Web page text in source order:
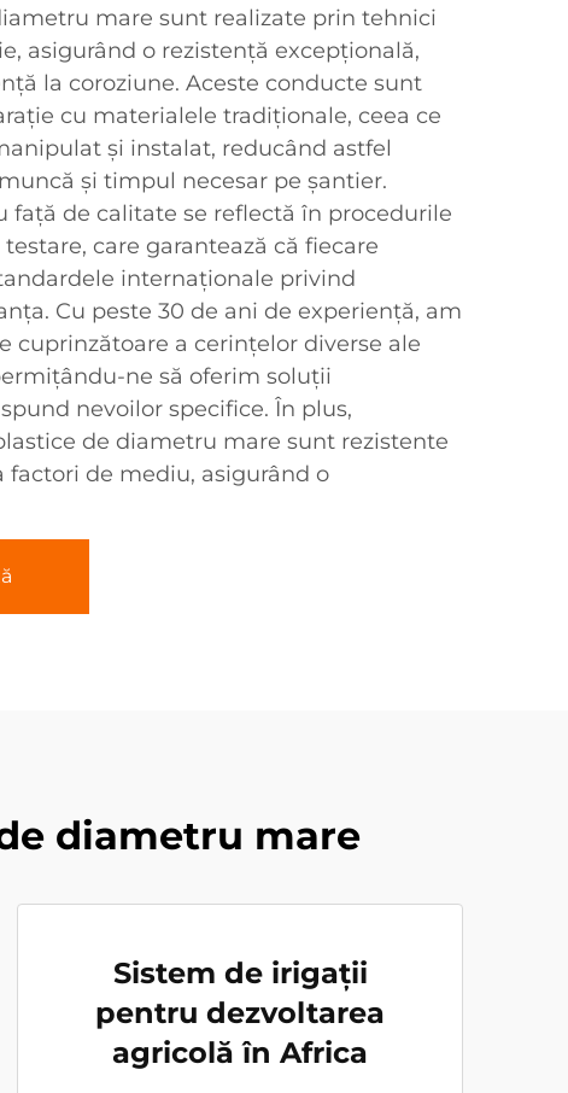
mare sunt realizate prin tehnici
asigurând o rezistență excepțională,
la coroziune. Aceste conducte sunt
cu materialele tradiționale, ceea ce
și instalat, reducând astfel
și timpul necesar pe șantier.
față de calitate se reflectă în procedurile
care garantează că fiecare
internaționale privind
Cu peste 30 de ani de experiență, am
cuprinzătoare a cerințelor diverse ale
ne să oferim soluții
nevoilor specifice. În plus,
de diametru mare sunt rezistente
factori de mediu, asigurând o
diametru mare
Sistem de irigații
pentru dezvoltarea
agricolă în Africa